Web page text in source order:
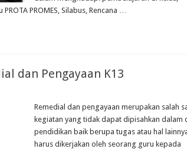
PROMES, Silabus, Rencana …
dan Pengayaan K13
Remedial dan pengayaan merupakan salah
kegiatan yang tidak dapat dipisahkan dalam
pendidikan baik berupa tugas atau hal
harus dikerjakan oleh seorang guru kepada